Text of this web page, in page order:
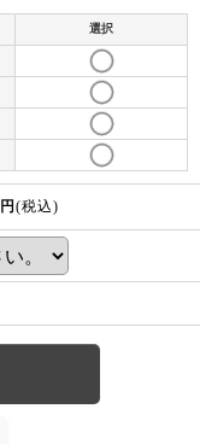
選択
円(税込)